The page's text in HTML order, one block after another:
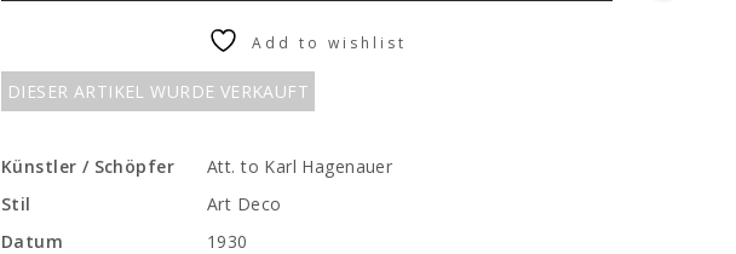
DIESER ARTIKEL WURDE VERKAUFT
Add to wishlist
Künstler / Schöpfer
Att. to Karl Hagenauer
Stil
Art Deco
Datum
1930